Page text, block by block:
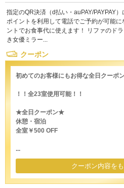
指定のQR決済（d払い・auPAY/PAYPAY
ポイントを利用して電話でご予約が可能
ントでお食事代に使えます！ リファのド
き女優ミラー...
クーポン
初めてのお客様にもお得な全日クーポン
！！全23室使用可能！！
★全日クーポン★
休憩・宿泊
全室￥500 OFF
...
クーポン内容を